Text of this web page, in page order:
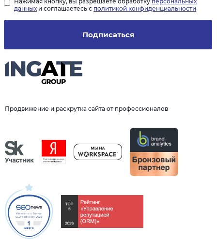
Продвижение и раскрутка сайта от профессионалов
Подписаться
данных и соглашаетесь с политикой конфиденциальности